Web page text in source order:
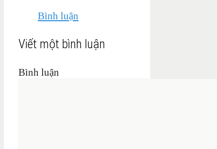
Bình luận
Viết một bình luận
Bình luận